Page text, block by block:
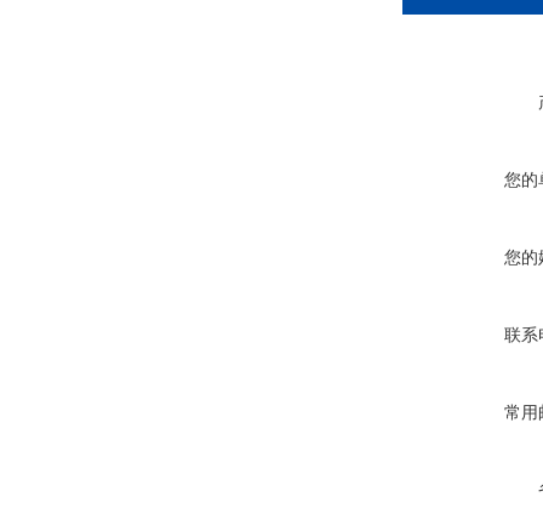
您的
您的
联系
常用